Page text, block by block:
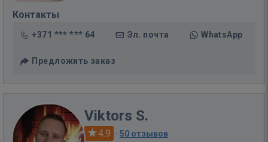
Контакты
+371 *** *** 64 Эл. почта WhatsApp
Предложить заказ
Viktors S.
4.9 · 50 отзывов